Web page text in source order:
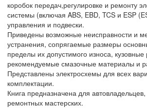
коробок передач,регулировке и ремонту
системы (включая ABS, EBD, TCS и ESP
управления и подвески.
Приведены возможные неисправности и
устранения, сопрягаемые размеры
пределы их допустимого износа,
рекомендуемые смазочные материалы и
Представлены электросхемы для всех
комплектации.
Книга предназначена для
ремонтных мастерских.